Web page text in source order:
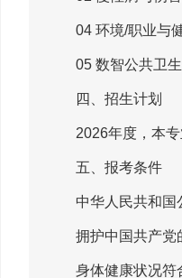
04 环境/职业与
05 数智公共卫生
四、招生计划
2026年度，本专
五、报考条件
中华人民共和国
拥护中国共产党
身体健康状况符